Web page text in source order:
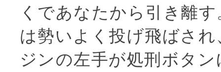
くであなたから引き離
は勢いよく投げ飛ばさ
ジンの左手が処刑ボタ